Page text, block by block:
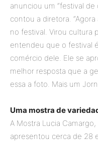
anunciou um “festival de
contou a diretora.
no festival. Virou cultura
entendeu que o festival
comércio dele. Ele se
melhor resposta que a
essa a foto. Mais um
Uma mostra de
A Mostra Lucia
apresentou cerca de 28